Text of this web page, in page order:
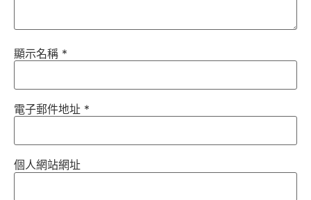
顯示名稱 *
電子郵件地址 *
個人網站網址